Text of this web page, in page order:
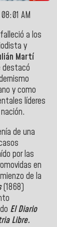
AM
a los
y
Martí
destacó
y como
líderes
de una
por las
en
de la
(1868)
El Diario
Libre.